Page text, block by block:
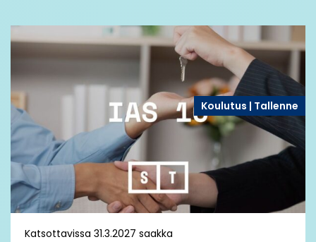
Koulutus | Tallenne
Katsottavissa 31.3.2027 saakka